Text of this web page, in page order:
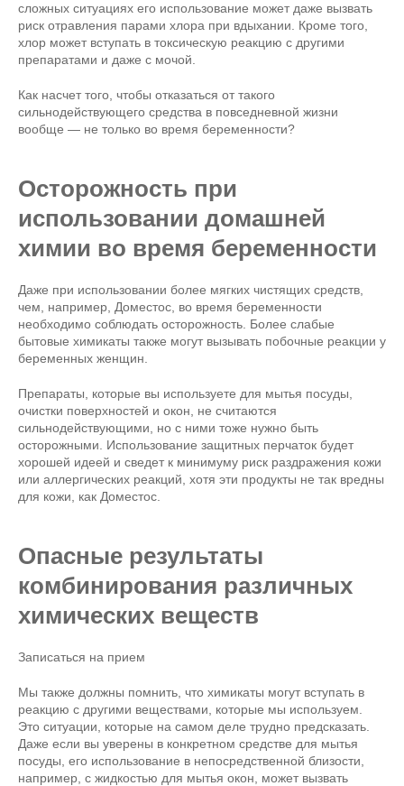
сложных ситуациях его использование может даже вызвать
риск отравления парами хлора при вдыхании. Кроме того,
хлор может вступать в токсическую реакцию с другими
препаратами и даже с мочой.
Как насчет того, чтобы отказаться от такого
сильнодействующего средства в повседневной жизни
вообще — не только во время беременности?
Осторожность при
использовании домашней
химии во время беременности
Даже при использовании более мягких чистящих средств,
чем, например, Доместос, во время беременности
необходимо соблюдать осторожность. Более слабые
бытовые химикаты также могут вызывать побочные реакции у
беременных женщин.
Препараты, которые вы используете для мытья посуды,
очистки поверхностей и окон, не считаются
сильнодействующими, но с ними тоже нужно быть
осторожными. Использование защитных перчаток будет
хорошей идеей и сведет к минимуму риск раздражения кожи
или аллергических реакций, хотя эти продукты не так вредны
для кожи, как Доместос.
Опасные результаты
комбинирования различных
химических веществ
Записаться на прием
Мы также должны помнить, что химикаты могут вступать в
реакцию с другими веществами, которые мы используем.
Это ситуации, которые на самом деле трудно предсказать.
Даже если вы уверены в конкретном средстве для мытья
посуды, его использование в непосредственной близости,
например, с жидкостью для мытья окон, может вызвать